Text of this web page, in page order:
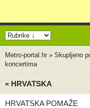
Metro-portal.hr » Skupljeno
koncertima
« HRVATSKA
HRVATSKA POMAŽE